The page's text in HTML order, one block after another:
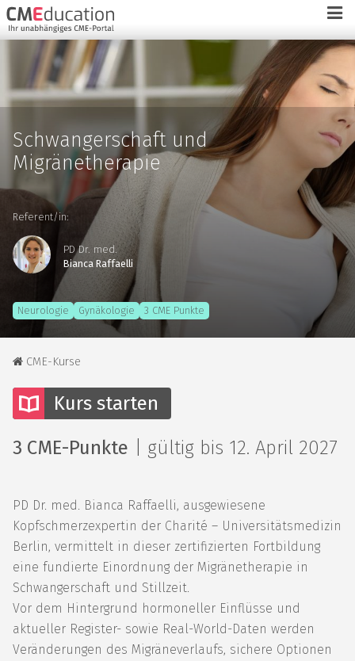
Schwangerschaft und
Migränetherapie
Referent/in:
PD Dr. med.
Bianca Raffaelli
Neurologie Gynäkologie 3 CME Punkte
CME-Kurse
Kurs starten
3 CME-Punkte
gültig bis 12. April 2027
PD Dr. med. Bianca Raffaelli, ausgewiesene
Kopfschmerzexpertin der Charité – Universitätsmedizin
Berlin, vermittelt in dieser zertifizierten Fortbildung
eine fundierte Einordnung der Migränetherapie in
Schwangerschaft und Stillzeit.
Vor dem Hintergrund hormoneller Einflüsse und
aktueller Register- sowie Real-World-Daten werden
Veränderungen des Migräneverlaufs, sichere Optionen